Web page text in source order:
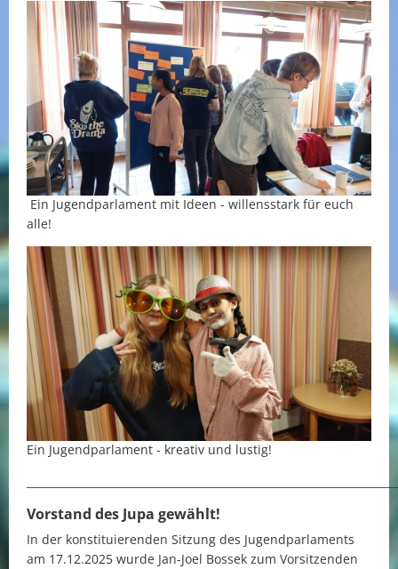
Ein Jugendparlament mit Ideen - willensstark für euch
alle!
Ein Jugendparlament - kreativ und lustig!
Vorstand des Jupa gewählt!
In der konstituierenden Sitzung des Jugendparlaments
am 17.12.2025 wurde Jan-Joel Bossek zum Vorsitzenden